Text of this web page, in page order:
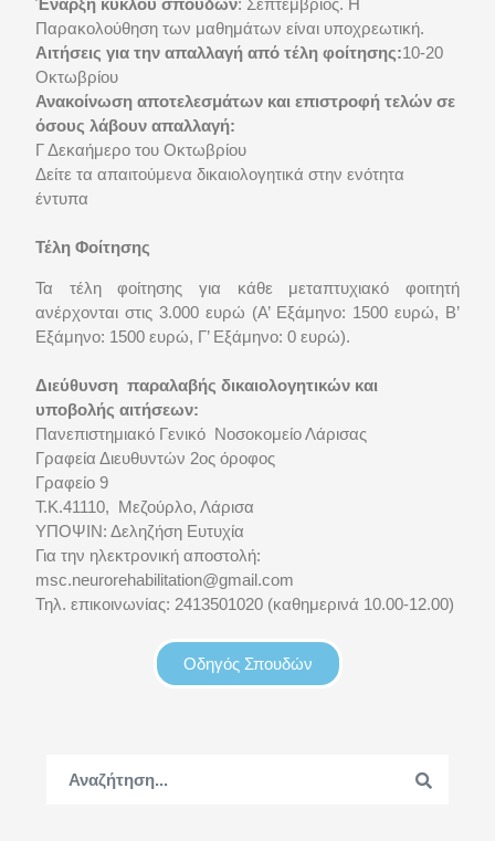
Έναρξη κύκλου σπουδών: Σεπτέμβριος. Η
Παρακολούθηση των μαθημάτων είναι υποχρεωτική.
Αιτήσεις για την απαλλαγή από τέλη φοίτησης:10-20
Οκτωβρίου
Ανακοίνωση αποτελεσμάτων και επιστροφή τελών σε
όσους λάβουν απαλλαγή:
Γ Δεκαήμερο του Οκτωβρίου
Δείτε τα απαιτούμενα δικαιολογητικά στην ενότητα
έντυπα
Τέλη Φοίτησης
Τα τέλη φοίτησης για κάθε μεταπτυχιακό φοιτητή
ανέρχονται στις 3.000 ευρώ (Α’ Εξάμηνο: 1500 ευρώ, Β’
Εξάμηνο: 1500 ευρώ, Γ’ Εξάμηνο: 0 ευρώ).
Διεύθυνση παραλαβής δικαιολογητικών και
υποβολής αιτήσεων:
Πανεπιστημιακό Γενικό Νοσοκομείο Λάρισας
Γραφεία Διευθυντών 2ος όροφος
Γραφείο 9
Τ.Κ.41110, Μεζούρλο, Λάρισα
ΥΠΟΨΙΝ: Δεληζήση Ευτυχία
Για την ηλεκτρονική αποστολή:
msc.neurorehabilitation@gmail.com
Τηλ. επικοινωνίας: 2413501020 (καθημερινά 10.00-12.00)
Οδηγός Σπουδών